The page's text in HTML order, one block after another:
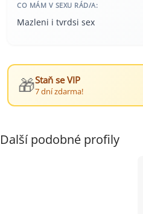
CO MÁM V SEXU RÁD/A:
Mazleni i tvrdsi sex
🎁Staň se VIP
7 dní zdarma!
Další podobné profily